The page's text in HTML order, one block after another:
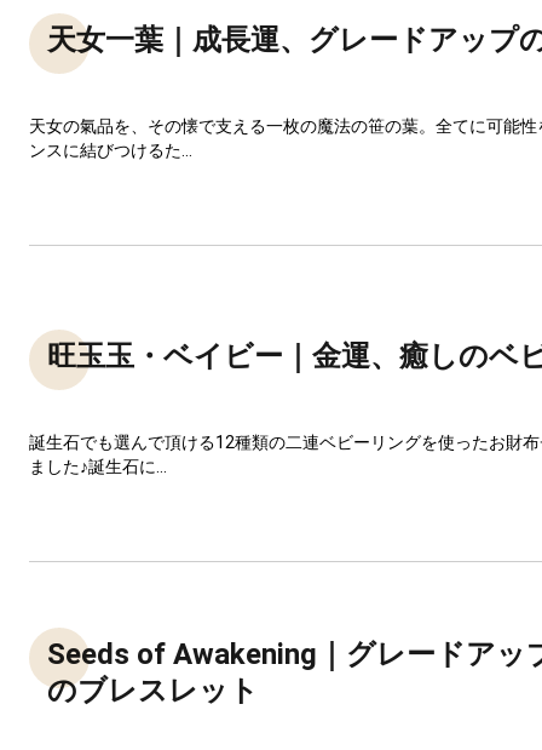
天女一葉｜成長運、グレードアップ
天女の氣品を、その懐で支える一枚の魔法の笹の葉。全てに可能
ンスに結びつけるた...
旺玉玉・ベイビー｜金運、癒しのベ
誕生石でも選んで頂ける12種類の二連ベビーリングを使ったお財
ました♪誕生石に...
Seeds of Awakening｜グレードアッ
のブレスレット